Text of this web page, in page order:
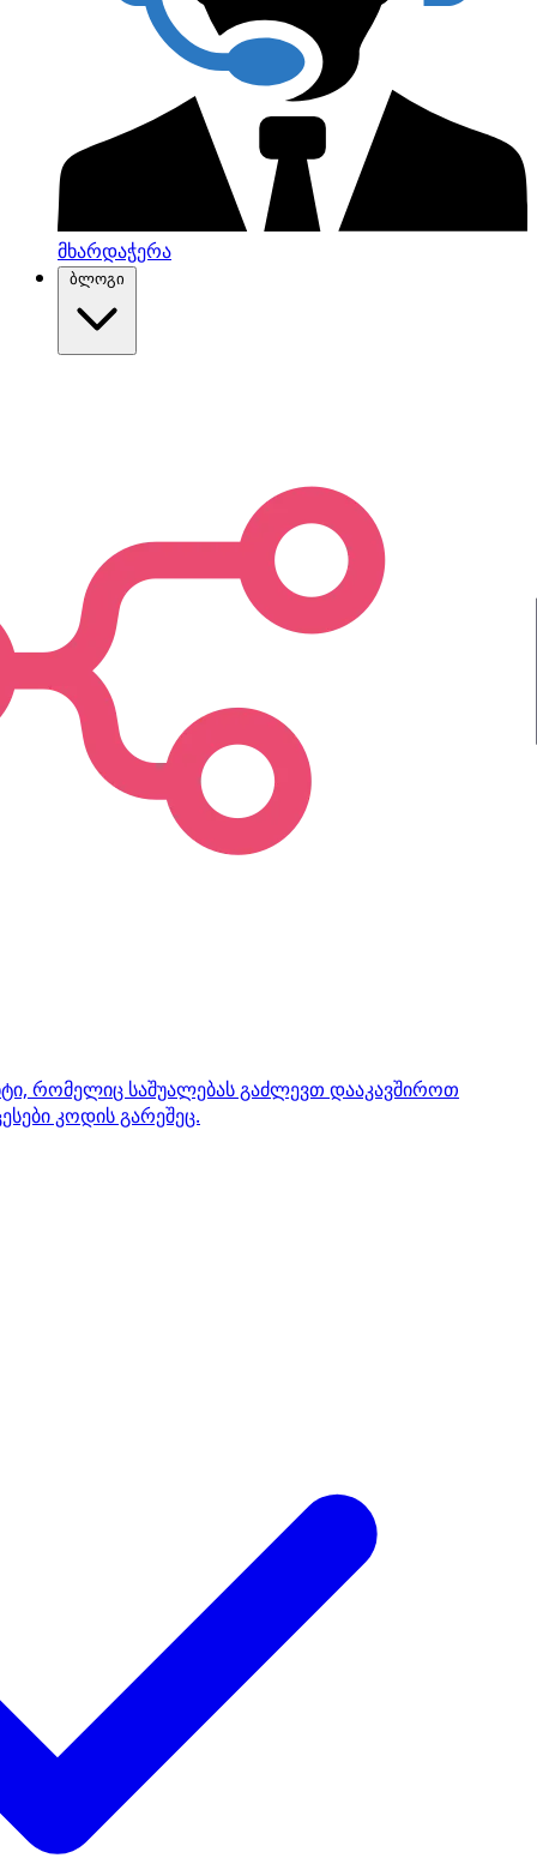
მხარდაჭერა
რომელიც საშუალებას გაძლევთ დააკავშიროთ
კოდის გარეშეც.